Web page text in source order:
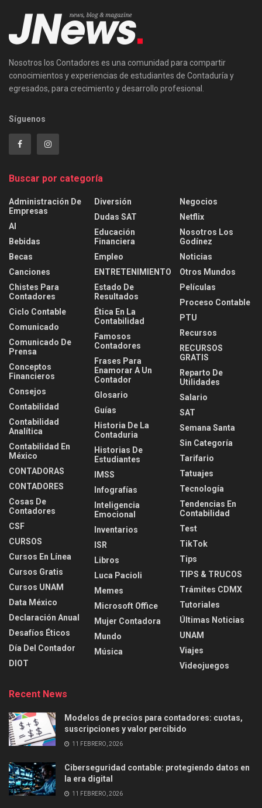
Nosotros los Contadores es una comunidad para compartir
conocimientos y experiencias de estudiantes de Contaduría y
egresados, para crecimiento y desarrollo profesional.
Síguenos
Buscar por categoría
Administración De
Empresas
AI
Bebidas
Becas
Canciones
Chistes Para
Contadores
Ciclo Contable
Comunicado
Comunicado De
Prensa
Conceptos
Financieros
Consejos
Contabilidad
Contabilidad
Analítica
Contabilidad En
México
CONTADORAS
CONTADORES
Cosas De
Contadores
CSF
CURSOS
Cursos En Línea
Cursos Gratis
Cursos UNAM
Data México
Declaración Anual
Desafíos Éticos
Día Del Contador
DIOT
Diversión
Dudas SAT
Educación
Financiera
Empleo
ENTRETENIMIENTO
Estado De
Resultados
Ética En La
Contabilidad
Famosos
Contadores
Frases Para
Enamorar A Un
Contador
Glosario
Guías
Historia De La
Contaduria
Historias De
Estudiantes
IMSS
Infografías
Inteligencia
Emocional
Inventarios
ISR
Libros
Luca Pacioli
Memes
Microsoft Office
Mujer Contadora
Mundo
Música
Negocios
Netflix
Nosotros Los
Godínez
Noticias
Otros Mundos
Películas
Proceso Contable
PTU
Recursos
RECURSOS
GRATIS
Reparto De
Utilidades
Salario
SAT
Semana Santa
Sin Categoría
Tarifario
Tatuajes
Tecnología
Tendencias En
Contabilidad
Test
TikTok
Tips
TIPS & TRUCOS
Trámites CDMX
Tutoriales
Últimas Noticias
UNAM
Viajes
Videojuegos
Recent News
Modelos de precios para contadores: cuotas,
suscripciones y valor percibido
11 FEBRERO, 2026
Ciberseguridad contable: protegiendo datos en
la era digital
11 FEBRERO, 2026